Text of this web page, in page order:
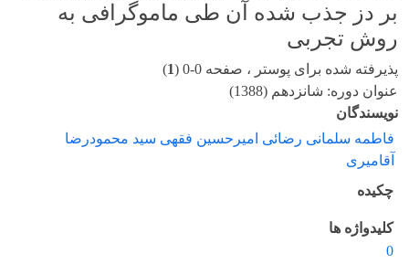
بر دز جذب شده آن طی ماموگرافی به
روش تجربی
پذیرفته شده برای پوستر ، صفحه 0-0 ( 1
)
عنوان دوره: شانزدهم (1388)
نویسندگان
فاطمه سلمانی رضائی امیرحسین فقهی سید محمودرضا
آقامیری
چکیده
کلیدواژه ها
0